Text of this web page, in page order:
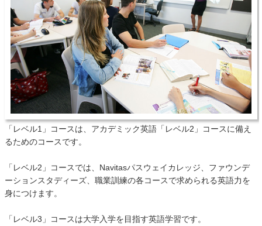
「レベル1」コースは、アカデミック英語「レベル2」コースに備え
るためのコースです。
「レベル2」コースでは、Navitasパスウェイカレッジ、ファウンデ
ーションスタディーズ、職業訓練の各コースで求められる英語力を
身につけます。
「レベル3」コースは大学入学を目指す英語学習です。